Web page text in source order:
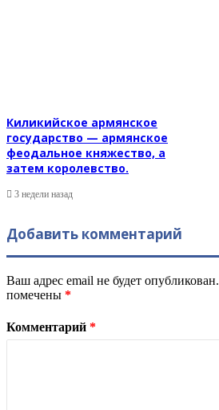
Киликийское армянское
государство — армянское
феодальное княжество, а
затем королевство.
3 недели назад
Добавить комментарий
Ваш адрес email не будет опубликован.
помечены *
Комментарий *